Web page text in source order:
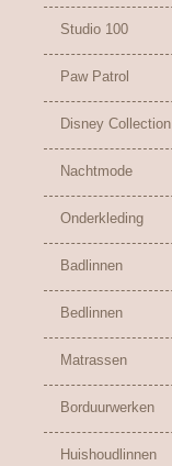
Studio 100
Paw Patrol
Disney Collection
Nachtmode
Onderkleding
Badlinnen
Bedlinnen
Matrassen
Borduurwerken
Huishoudlinnen